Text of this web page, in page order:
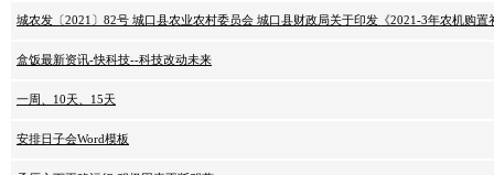
城农发〔2021〕82号 城口县农业农村委员会 城口县财政局关于印发《2021-3年农机购置
盒饭最新资讯-快科技--科技改动未来
一周、10天、15天
安排日子会Word模板